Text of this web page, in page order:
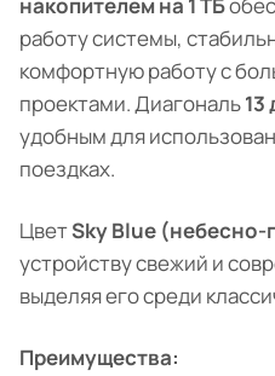
накопителем на 1 ТБ
работу системы,
комфортную работу с
проектами. Диагональ
удобным для
поездках.
ЦветSky Blue (небесно-
устройству свежий и
выделяя его среди
Преимущества: